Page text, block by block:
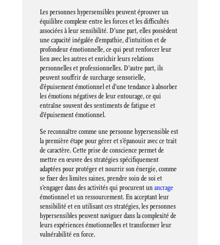
Les personnes hypersensibles peuvent éprouver un
équilibre complexe entre les forces et les difficultés
associées à leur sensibilité. D’une part, elles possèdent
une capacité inégalée d’empathie, d’intuition et de
profondeur émotionnelle, ce qui peut renforcer leur
lien avec les autres et enrichir leurs relations
personnelles et professionnelles. D’autre part, ils
peuvent souffrir de surcharge sensorielle,
d’épuisement émotionnel et d’une tendance à absorber
les émotions négatives de leur entourage, ce qui
entraîne souvent des sentiments de fatigue et
d’épuisement émotionnel.
Se reconnaître comme une personne hypersensible est
la première étape pour gérer et s’épanouir avec ce trait
de caractère. Cette prise de conscience permet de
mettre en œuvre des stratégies spécifiquement
adaptées pour protéger et nourrir son énergie, comme
se fixer des limites saines, prendre soin de soi et
s’engager dans des activités qui procurent unancrage
émotionnel et un ressourcement. En acceptant leur
sensibilité et en utilisant ces stratégies, les personnes
hypersensibles peuvent naviguer dans la complexité de
leurs expériences émotionnelles et transformer leur
vulnérabilité en force.